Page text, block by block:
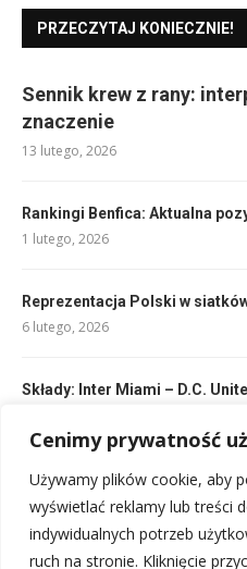
Cenimy prywatność
Używamy plików cookie, aby
wyświetlać reklamy lub treści
indywidualnych potrzeb
ruch na stronie. Kliknięcie
PRZECZYTAJ KONIECZNIE!
Sennik krew z rany:
znaczenie
13 lutego, 2026
Rankingi Benfica: Aktualna
1 lutego, 2026
Reprezentacja Polski w
6 lutego, 2026
Składy: Inter Miami – D.C.
Stroje siatkarskie damskie:
wyborze
16 lutego, 2026